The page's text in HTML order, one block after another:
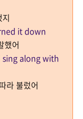
it down
했어
along with
라 불렀어